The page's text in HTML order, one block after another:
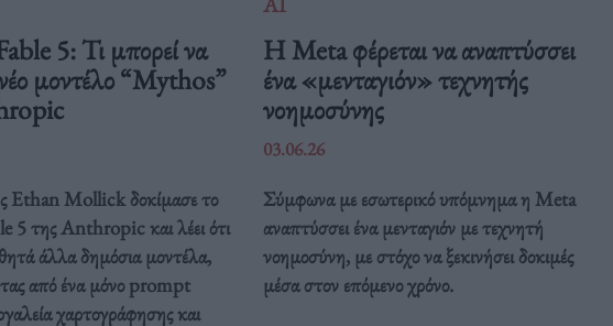
5: Τι μπορεί να
μοντέλο “Mythos”
Ethan Mollick δοκίμασε το
5 της Anthropic και λέει ότι
άλλα δημόσια μοντέλα,
από ένα μόνο prompt
χαρτογράφησης και
Η Meta φέρεται να αναπτύσσει
ένα «μενταγιόν» τεχνητής
νοημοσύνης
03.06.26
Σύμφωνα με εσωτερικό υπόμνημα η Meta
αναπτύσσει ένα μενταγιόν με τεχνητή
νοημοσύνη, με στόχο να ξεκινήσει δοκιμές
μέσα στον επόμενο χρόνο.